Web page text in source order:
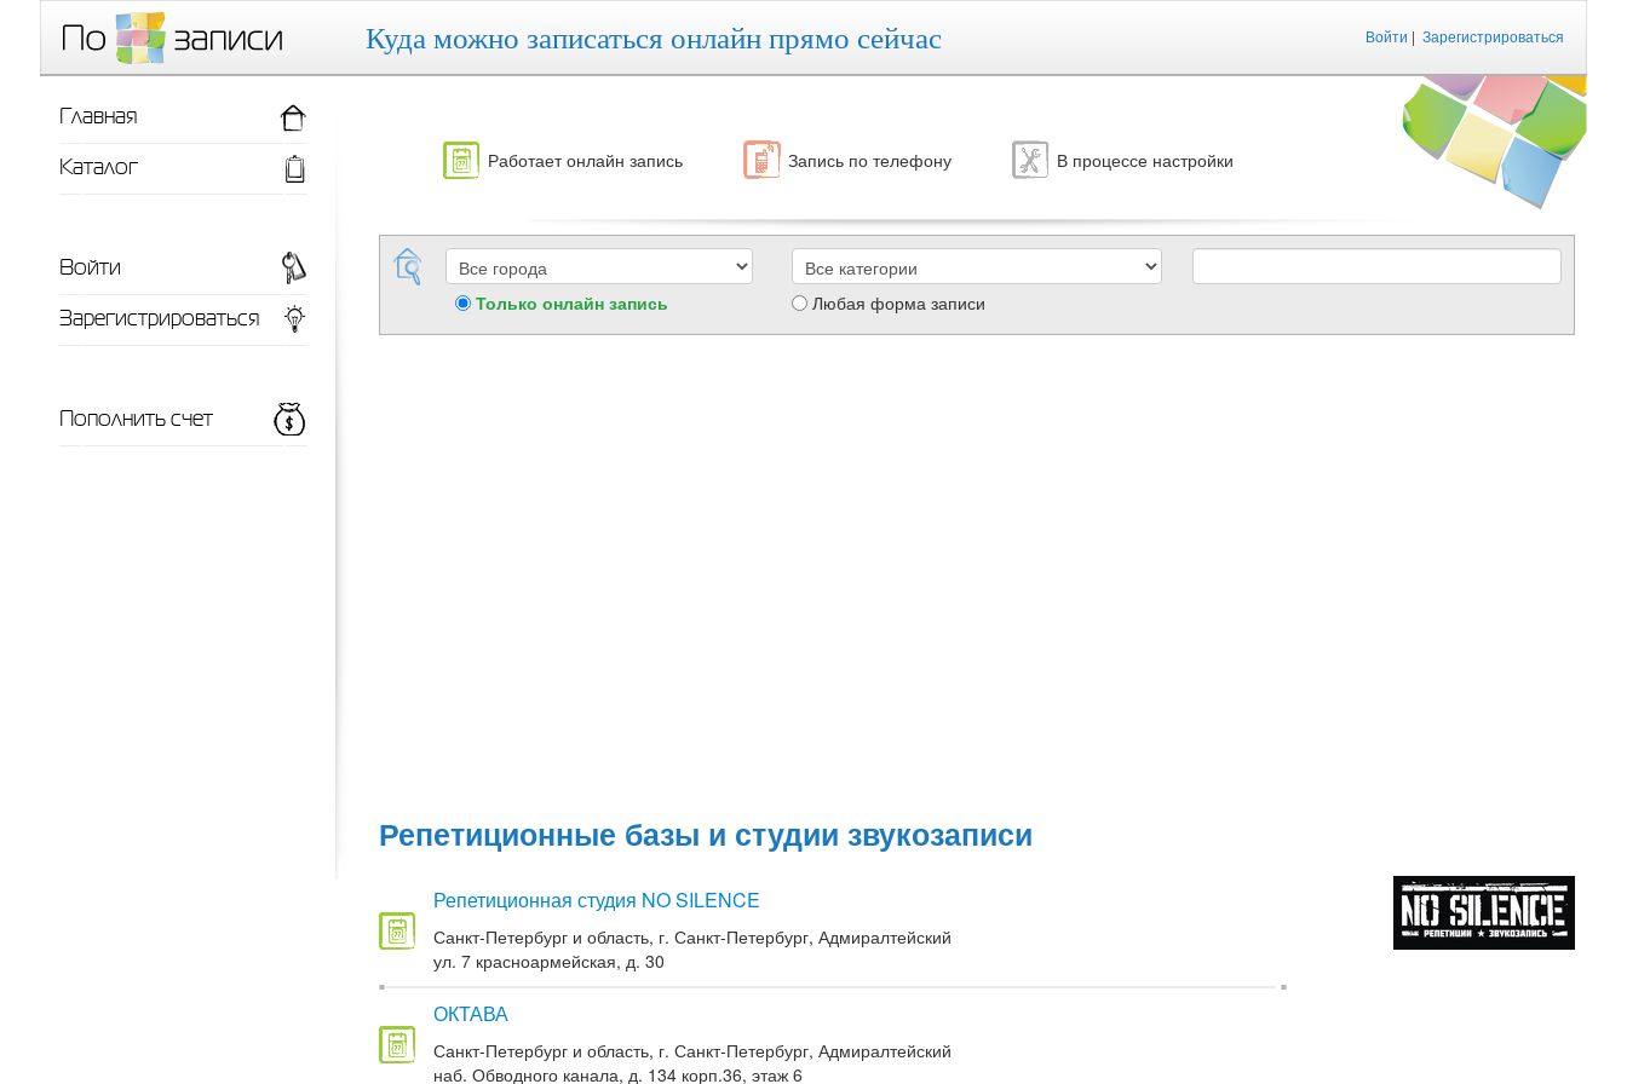
Войти | Зарегистрироваться
Куда можно записаться онлайн прямо сейчас
Работает онлайн запись Запись по телефону В процессе настройки
Только онлайн запись Любая форма записи
Репетиционные базы и студии звукозаписи
Репетиционная студия NO SILENCE
Санкт-Петербург и область, г. Санкт-Петербург, Адмиралтейский
ул. 7 красноармейская, д. 30
ОКТАВА
Санкт-Петербург и область, г. Санкт-Петербург, Адмиралтейский
наб. Обводного канала, д. 134 корп.36, этаж 6
Главная
Каталог
Войти
Зарегистрироваться
Пополнить счет